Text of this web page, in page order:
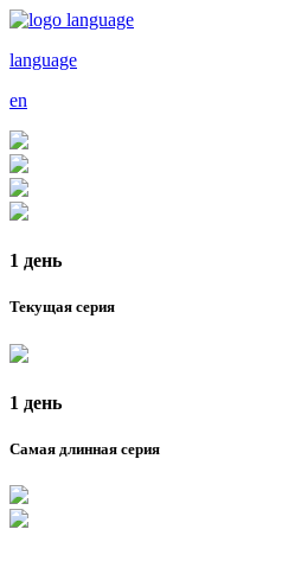
language
en
1 день
Текущая серия
1 день
Самая длинная серия